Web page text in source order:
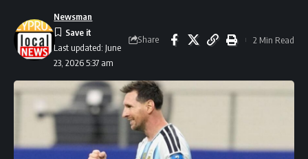
Last updated: June
23, 2026 5:37 am
Newsman
Share 2 Min Read